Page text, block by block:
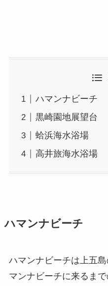
ハマンナビーチ
黒崎園地展望台
蛤浜海水浴場
高井旅海水浴場
ハマンナビーチ
ハマンナビーチは上五
マンナビーチに来るま